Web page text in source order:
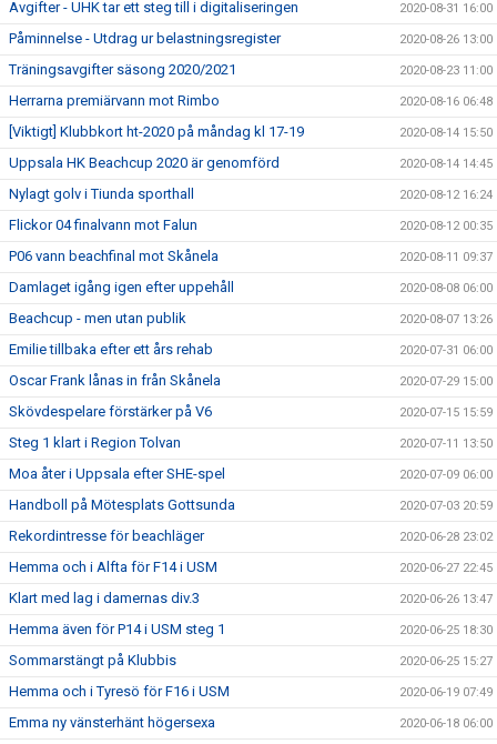
Avgifter - UHK tar ett steg till i digitaliseringen 2020-08-31 16:00
Påminnelse - Utdrag ur belastningsregister 2020-08-26 13:00
Träningsavgifter säsong 2020/2021 2020-08-23 11:00
Herrarna premiärvann mot Rimbo 2020-08-16 06:48
[Viktigt] Klubbkort ht-2020 på måndag kl 17-19 2020-08-14 15:50
Uppsala HK Beachcup 2020 är genomförd 2020-08-14 14:45
Nylagt golv i Tiunda sporthall 2020-08-12 16:24
Flickor 04 finalvann mot Falun 2020-08-12 00:35
P06 vann beachfinal mot Skånela 2020-08-11 09:37
Damlaget igång igen efter uppehåll 2020-08-08 06:00
Beachcup - men utan publik 2020-08-07 13:26
Emilie tillbaka efter ett års rehab 2020-07-31 06:00
Oscar Frank lånas in från Skånela 2020-07-29 15:00
Skövdespelare förstärker på V6 2020-07-15 15:59
Steg 1 klart i Region Tolvan 2020-07-11 13:50
Moa åter i Uppsala efter SHE-spel 2020-07-09 06:00
Handboll på Mötesplats Gottsunda 2020-07-03 20:59
Rekordintresse för beachläger 2020-06-28 23:02
Hemma och i Alfta för F14 i USM 2020-06-27 22:45
Klart med lag i damernas div.3 2020-06-26 13:47
Hemma även för P14 i USM steg 1 2020-06-25 18:30
Sommarstängt på Klubbis 2020-06-25 15:27
Hemma och i Tyresö för F16 i USM 2020-06-19 07:49
Emma ny vänsterhänt högersexa 2020-06-18 06:00